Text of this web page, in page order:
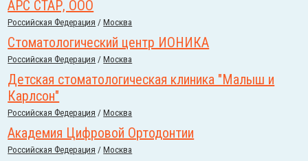
АРС СТАР, ООО
Российcкая Федерация /Москва
Стоматологический центр ИОНИКА
Российcкая Федерация /Москва
Детская стоматологическая клиника "Малыш и
Карлсон"
Российcкая Федерация /Москва
Академия Цифровой Ортодонтии
Российcкая Федерация /Москва